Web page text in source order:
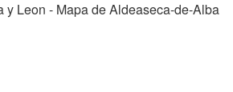
y Leon - Mapa de Aldeaseca-de-Alba